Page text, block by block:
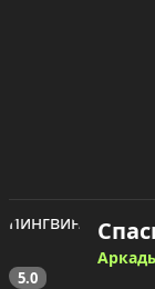
5.0